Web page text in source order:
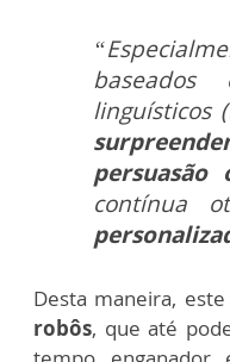
baseados
linguísticos
persuasão
contínua
Desta maneira, este
robôs, que até